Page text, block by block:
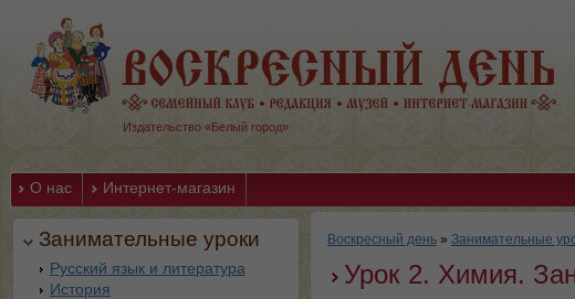
Издательство «Белый город»
О нас Интернет-магазин
Занимательные уроки
Русский язык и литература
История
Воскресный день » Занимательные
Урок 2. Химия.